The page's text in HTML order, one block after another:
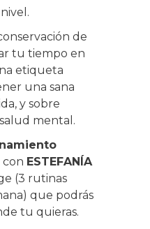
de
tu tiempo en
etiqueta
una sana
y sobre
mental.
con ESTEFANÍA
(3 rutinas
que podrás
tu quieras.